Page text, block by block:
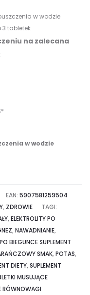
w wodzie
3 tabletek
na zalecana
w wodzie
EAN:5907581259504
, ZDROWIE
TAGI:
,ELEKTROLITY PO
,NAWADNIANIE,
BIEGUNCE SUPLEMENT
SMAK,POTAS,
DIETY,SUPLEMENT
MUSUJĄCE
RÓWNOWAGI